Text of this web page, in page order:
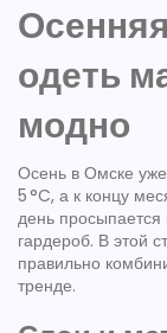
одеть
модно
Осень в Омске
5 °C, а к концу
день просыпается
гардероб. В этой
правильно
тренде.